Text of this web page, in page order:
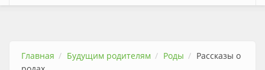
Главная Будущим родителям Роды
Рассказы о